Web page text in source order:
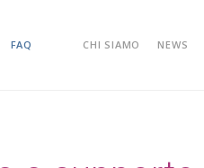
FAQ CHI SIAMO NEWS